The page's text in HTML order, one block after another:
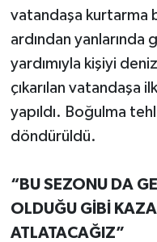
vatandaşa kurtarma
ardından
yardımıyla kişiyi
çıkarılan vatandaşa
yapıldı. Boğulma
döndürüldü.
“ BU SEZONU DA
OLDUĞU GİBİ
ATLATACAĞIZ”